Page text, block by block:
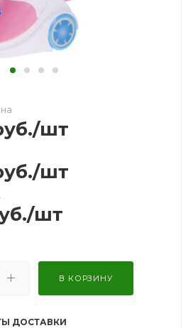
/шт
/шт
/шт
В КОРЗИНУ
ДОСТАВКИ